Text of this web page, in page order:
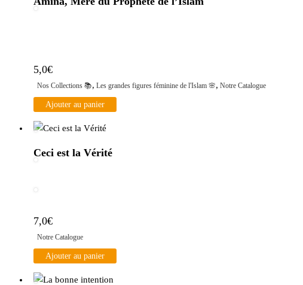
5,0€
Nos Collections 📚, Les grandes figures féminine de l'Islam 🌸, Notre Catalogue
Ajouter au panier
Ceci est la Vérité
7,0€
Notre Catalogue
Ajouter au panier